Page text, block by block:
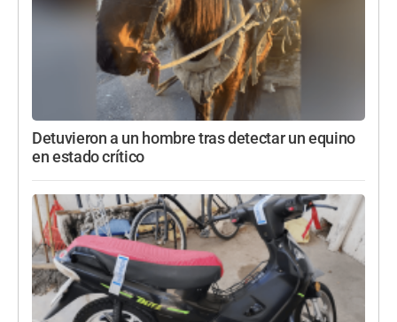
Detuvieron a un hombre tras detectar un equino
en estado crítico